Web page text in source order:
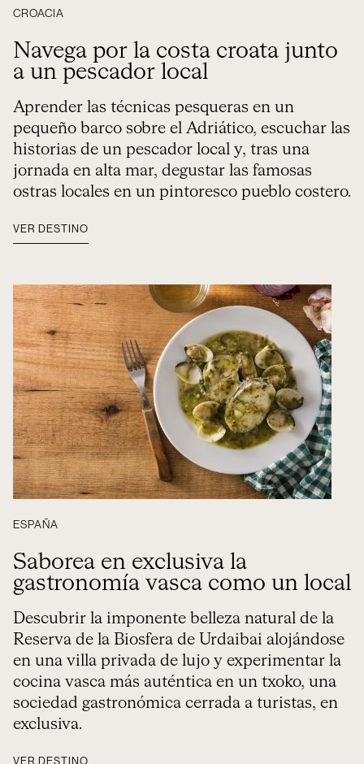
CROACIA
Navega por la costa croata junto
a un pescador local
Aprender las técnicas pesqueras en un
pequeño barco sobre el Adriático, escuchar las
historias de un pescador local y, tras una
jornada en alta mar, degustar las famosas
ostras locales en un pintoresco pueblo costero.
VER DESTINO
ESPAÑA
Saborea en exclusiva la
gastronomía vasca como un local
Descubrir la imponente belleza natural de la
Reserva de la Biosfera de Urdaibai alojándose
en una villa privada de lujo y experimentar la
cocina vasca más auténtica en un txoko, una
sociedad gastronómica cerrada a turistas, en
exclusiva.
VER DESTINO